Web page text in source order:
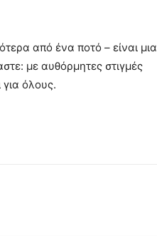
από ένα ποτό – είναι μια
με αυθόρμητες στιγμές
για όλους.